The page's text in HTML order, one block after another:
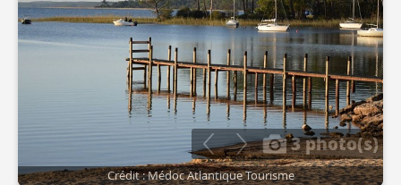
3 photo(s)
Crédit : Médoc Atlantique Tourisme